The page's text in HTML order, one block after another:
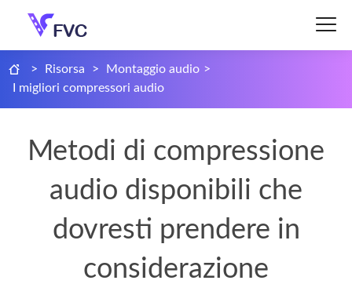
> Risorsa > Montaggio audio >
I migliori compressori audio
Metodi di compressione
audio disponibili che
dovresti prendere in
considerazione